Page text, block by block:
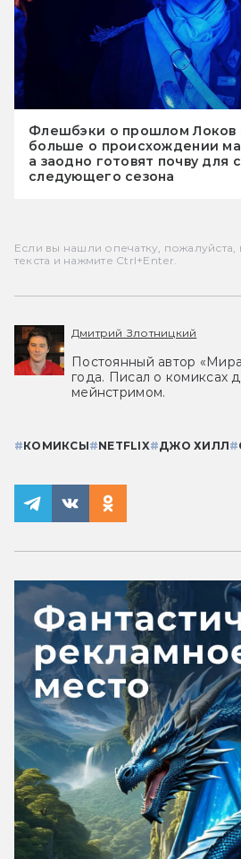
Флешбэки о прошлом Локов
больше о происхождении
а заодно готовят почву для
следующего сезона
Если вы нашли опечатку,
текста и нажмите Ctrl+Enter.
Дмитрий Злотницкий
Постоянный автор
года. Писал о комиксах
мейнстримом.
#КОМИКСЫ#NETFLIX#ДЖО ХИЛЛ#